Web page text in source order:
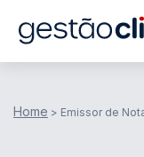
Home > Emissor de